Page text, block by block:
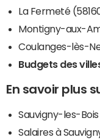
La Fermeté
Montigny-aux-
Coulanges-lès-
Budgets des
En savoir plus
Sauvigny-les-Bois
Salaires à